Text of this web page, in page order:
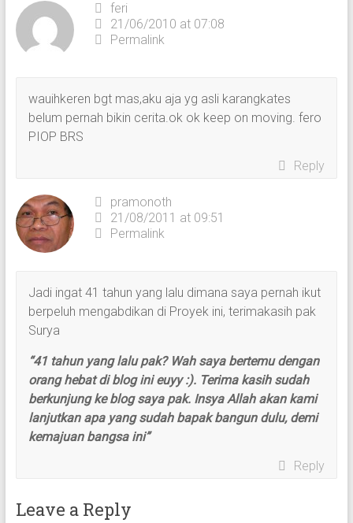
feri
21/06/2010 at 07:08
Permalink
wauihkeren bgt mas,aku aja yg asli karangkates
belum pernah bikin cerita.ok ok keep on moving. fero
PIOP BRS
Reply
pramonoth
21/08/2011 at 09:51
Permalink
Jadi ingat 41 tahun yang lalu dimana saya pernah ikut
berpeluh mengabdikan di Proyek ini, terimakasih pak
Surya
“41 tahun yang lalu pak? Wah saya bertemu dengan
orang hebat di blog ini euyy :). Terima kasih sudah
berkunjung ke blog saya pak. Insya Allah akan kami
lanjutkan apa yang sudah bapak bangun dulu, demi
kemajuan bangsa ini”
Reply
Leave a Reply